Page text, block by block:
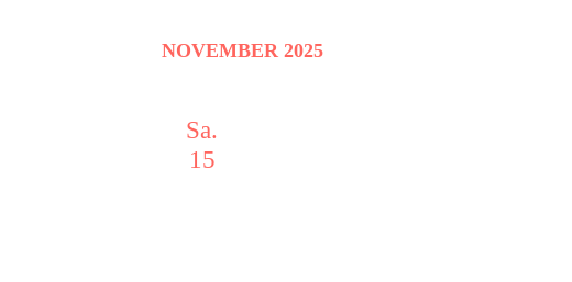
NOVEMBER 2025
Sa.
15